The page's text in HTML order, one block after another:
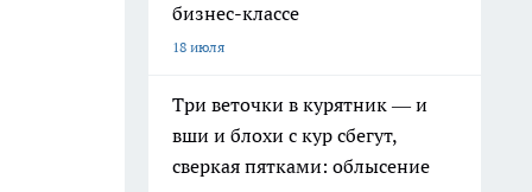
бизнес-классе
18 июля
Три веточки в курятник — и
вши и блохи с кур сбегут,
сверкая пятками: облысение